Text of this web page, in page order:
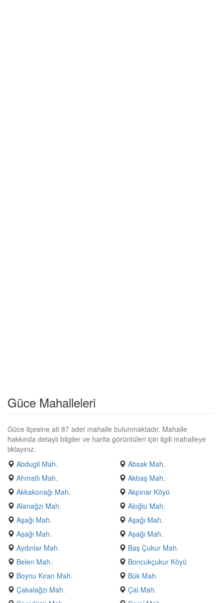
Güce Mahalleleri
Güce ilçesine ait 87 adet mahalle bulunmaktadır. Mahalle
hakkında detaylı bilgiler ve harita görüntüleri için ilgili mahalleye
tıklayınız.
Abdugil Mah.
Absak Mah.
Ahmatlı Mah.
Akbaş Mah.
Akkakonağı Mah.
Akpınar Köyü
Alanağzı Mah.
Aloğlu Mah.
Aşağı Mah.
Aşağı Mah.
Aşağı Mah.
Aşağı Mah.
Aydınlar Mah.
Baş Çukur Mah.
Belen Mah.
Boncukçukur Köyü
Boynu Kıran Mah.
Bük Mah.
Çakalağzı Mah.
Çal Mah.